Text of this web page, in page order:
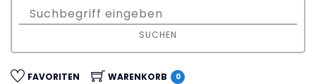
SUCHEN
FAVORITEN WARENKORB 0